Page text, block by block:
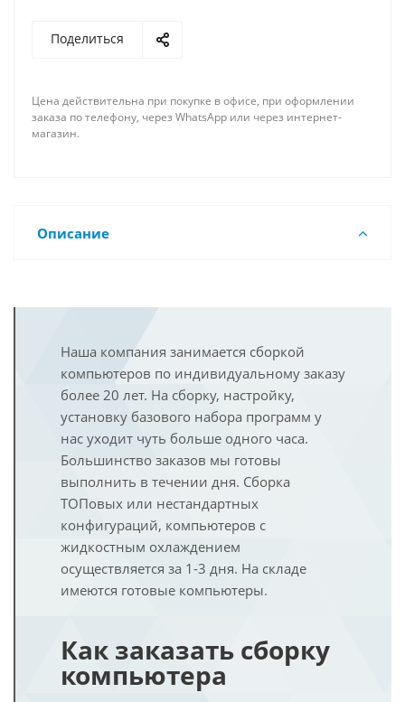
Поделиться
Цена действительна при покупке в офисе, при оформлении
заказа по телефону, через WhatsApp или через интернет-
магазин.
Описание
Наша компания занимается сборкой
компьютеров по индивидуальному заказу
более 20 лет. На сборку, настройку,
установку базового набора программ у
нас уходит чуть больше одного часа.
Большинство заказов мы готовы
выполнить в течении дня. Сборка
ТОПовых или нестандартных
конфигураций, компьютеров с
жидкостным охлаждением
осуществляется за 1-3 дня. На складе
имеются готовые компьютеры.
Как заказать сборку
компьютера